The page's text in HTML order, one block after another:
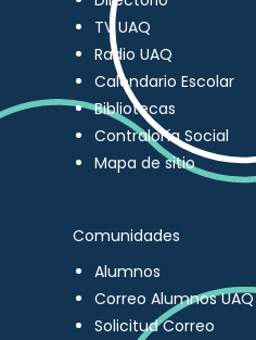
TV UAQ
Radio UAQ
Calendario Escolar
Bibliotecas
Contraloría Social
Mapa de sitio
Comunidades
Alumnos
Correo Alumnos UAQ
Solicitud Correo